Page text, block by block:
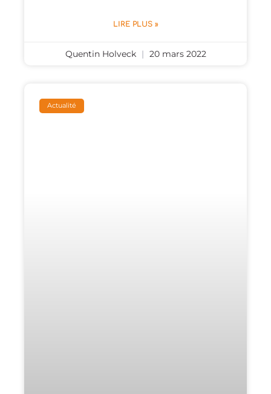
LIRE PLUS »
Quentin Holveck 20 mars 2022
Actualité